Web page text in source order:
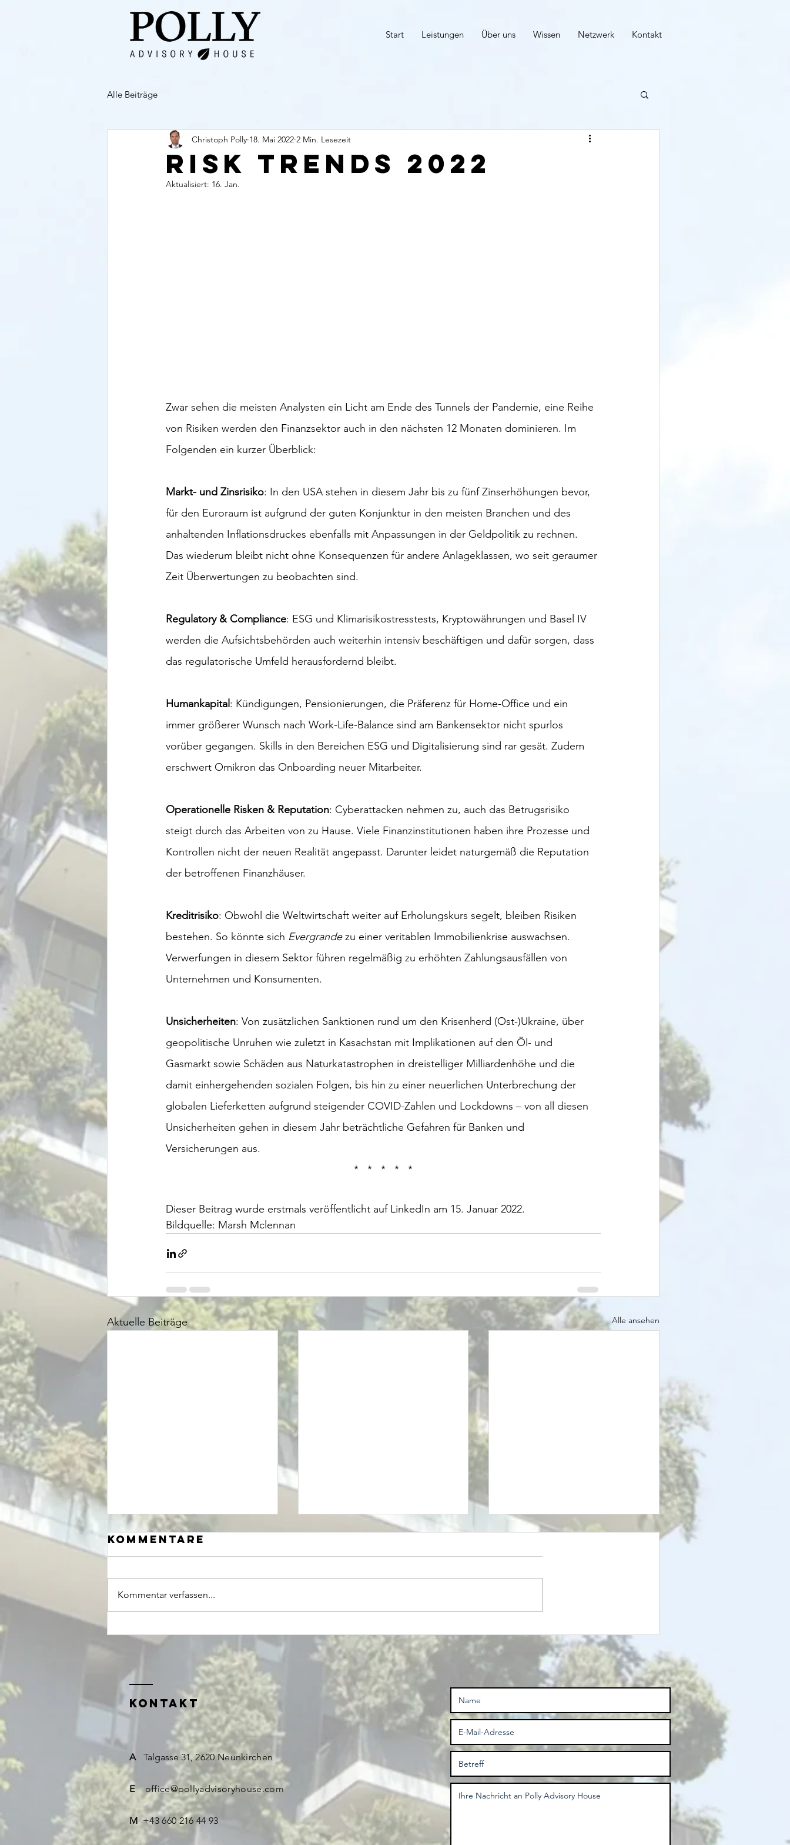
Start Leistungen Über uns Wissen Netzwerk Kontakt
Alle Beiträge
Risk Trends 2022
Christoph Polly 18. Mai 2022 2 Min. Lesezeit
Aktualisiert: 16. Jan.
Zwar sehen die meisten Analysten ein Licht am Ende des Tunnels der Pandemie, eine Reihe
von Risiken werden den Finanzsektor auch in den nächsten 12 Monaten dominieren. Im
Folgenden ein kurzer Überblick:
Markt- und Zinsrisiko: In den USA stehen in diesem Jahr bis zu fünf Zinserhöhungen bevor,
für den Euroraum ist aufgrund der guten Konjunktur in den meisten Branchen und des
anhaltenden Inflationsdruckes ebenfalls mit Anpassungen in der Geldpolitik zu rechnen.
Das wiederum bleibt nicht ohne Konsequenzen für andere Anlageklassen, wo seit geraumer
Zeit Überwertungen zu beobachten sind.
Regulatory & Compliance: ESG und Klimarisikostresstests, Kryptowährungen und Basel IV
werden die Aufsichtsbehörden auch weiterhin intensiv beschäftigen und dafür sorgen, dass
das regulatorische Umfeld herausfordernd bleibt.
Humankapital : Kündigungen, Pensionierungen, die Präferenz für Home-Office und ein
immer größerer Wunsch nach Work-Life-Balance sind am Bankensektor nicht spurlos
vorüber gegangen. Skills in den Bereichen ESG und Digitalisierung sind rar gesät. Zudem
erschwert Omikron das Onboarding neuer Mitarbeiter.
Operationelle Risken & Reputation: Cyberattacken nehmen zu, auch das Betrugsrisiko
steigt durch das Arbeiten von zu Hause. Viele Finanzinstitutionen haben ihre Prozesse und
Kontrollen nicht der neuen Realität angepasst. Darunter leidet naturgemäß die Reputation
der betroffenen Finanzhäuser.
Kreditrisiko: Obwohl die Weltwirtschaft weiter auf Erholungskurs segelt, bleiben Risiken
bestehen. So könnte sich Evergrande zu einer veritablen Immobilienkrise auswachsen.
Verwerfungen in diesem Sektor führen regelmäßig zu erhöhten Zahlungsausfällen von
Unternehmen und Konsumenten.
Unsicherheiten: Von zusätzlichen Sanktionen rund um den Krisenherd (Ost-)Ukraine, über
geopolitische Unruhen wie zuletzt in Kasachstan mit Implikationen auf den Öl- und
Gasmarkt sowie Schäden aus Naturkatastrophen in dreistelliger Milliardenhöhe und die
damit einhergehenden sozialen Folgen, bis hin zu einer neuerlichen Unterbrechung der
globalen Lieferketten aufgrund steigender COVID-Zahlen und Lockdowns – von all diesen
Unsicherheiten gehen in diesem Jahr beträchtliche Gefahren für Banken und
Versicherungen aus.
*   *   *   *   *
Dieser Beitrag wurde erstmals veröffentlicht auf LinkedIn am 15. Januar 2022.
Bildquelle: Marsh Mclennan
Aktuelle Beiträge Alle ansehen
Die Temperatur
ist bereits ein
Bilanzproblem
Ist Scope 4 die
Zukunft?
Was ist (uns)
die Natur
wert?
Kommentare
Kommentar verfassen...
KONTAKT
ATalgasse 31,2620 Neunkirchen
E​ office@pollyadvisoryhouse.com
M +43 660 216 44 93